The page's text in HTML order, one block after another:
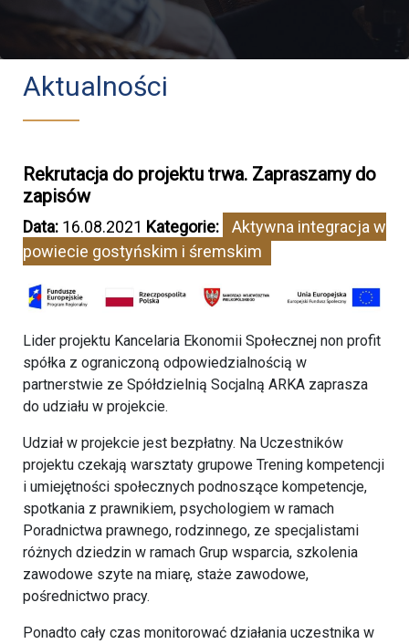
Aktualności
Rekrutacja do projektu trwa. Zapraszamy do
zapisów
Data: 16.08.2021 Kategorie:
Aktywna integracja w
powiecie gostyńskim i śremskim
Lider projektu Kancelaria Ekonomii Społecznej non profit
spółka z ograniczoną odpowiedzialnością w
partnerstwie ze Spółdzielnią Socjalną ARKA zaprasza
do udziału w projekcie.
Udział w projekcie jest bezpłatny. Na Uczestników
projektu czekają warsztaty grupowe Trening kompetencji
i umiejętności społecznych podnoszące kompetencje,
spotkania z prawnikiem, psychologiem w ramach
Poradnictwa prawnego, rodzinnego, ze specjalistami
różnych dziedzin w ramach Grup wsparcia, szkolenia
zawodowe szyte na miarę, staże zawodowe,
pośrednictwo pracy.
Ponadto cały czas monitorować działania uczestnika w